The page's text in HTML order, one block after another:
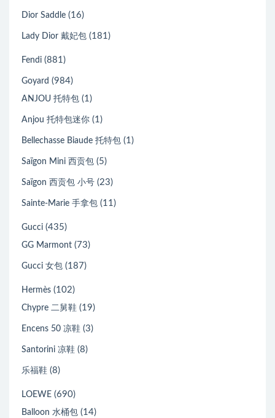
Dior Saddle (16)
Lady Dior 戴妃包 (181)
Fendi (881)
Goyard (984)
ANJOU 托特包 (1)
Anjou 托特包迷你 (1)
Bellechasse Biaude 托特包 (1)
Saïgon Mini 西贡包 (5)
Saïgon 西贡包 小号 (23)
Sainte-Marie 手拿包 (11)
Gucci (435)
GG Marmont (73)
Gucci 女包 (187)
Hermès (102)
Chypre 二舅鞋 (19)
Encens 50 凉鞋 (3)
Santorini 凉鞋 (8)
乐福鞋 (8)
LOEWE (690)
Balloon 水桶包 (14)